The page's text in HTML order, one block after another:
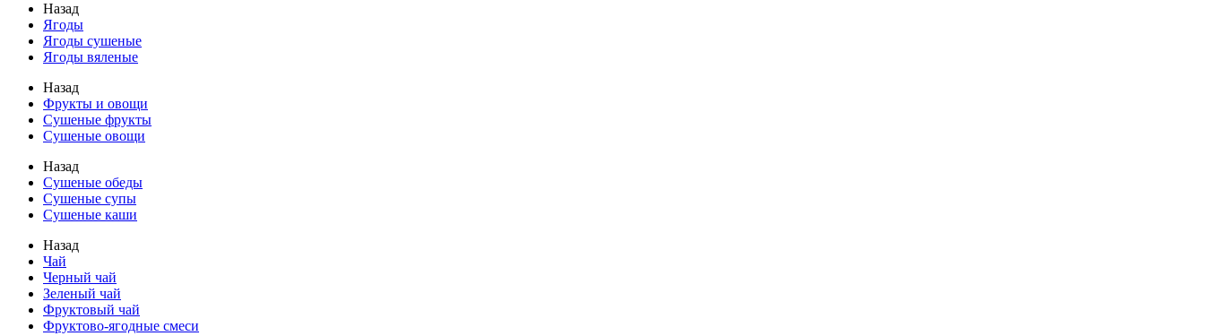
Назад
Ягоды
Ягоды сушеные
Ягоды вяленые
Назад
Фрукты и овощи
Сушеные фрукты
Сушеные овощи
Назад
Сушеные обеды
Сушеные супы
Сушеные каши
Назад
Чай
Черный чай
Зеленый чай
Фруктовый чай
Фруктово-ягодные смеси